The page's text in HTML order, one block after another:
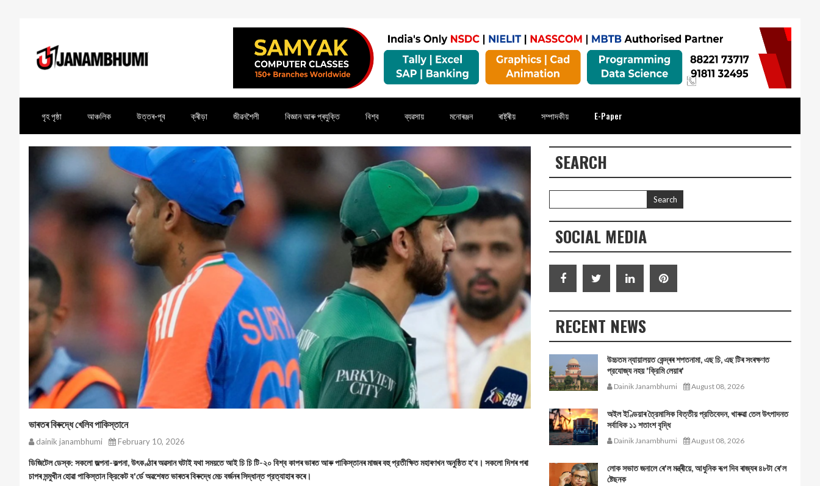
গৃহ পৃষ্ঠা আঞ্চলিক উত্তৰ-পূব ক্ৰীড়া জীৱনশৈলী বিজ্ঞান আৰু প্ৰযুক্তি বিশ্ব ব্যৱসায় মনোৰঞ্জন ৰাষ্ট্ৰীয় সম্পাদকীয় E-Paper
ভাৰতৰ বিৰুদ্ধে খেলিব পাকিস্তানে
dainik janambhumi February 10, 2026
ডিজিটেল ডেস্ক: সকলো জল্পনা-কল্পনা, উৎকণ্ঠাৰ অৱসান ঘটাই যথা সময়তে আই চি চি টি-২০ বিশ্ব কাপৰ ভাৰত আৰু পাকিস্তানৰ মাজৰ বহু প্রতীক্ষিত মহাৰণখন অনুষ্ঠিত হ'ব। সকলো দিশৰ পৰা
চাপৰ সন্মুখীন হোৱা পাকিস্তান ক্রিকেট ব'র্ডে অৱশেষত ভাৰতৰ বিৰুদ্ধে মেচ বৰ্জনৰ সিদ্ধান্ত প্রত্যাহাৰ কৰে।
SEARCH
SOCIAL MEDIA
RECENT NEWS
উচ্চতম ন্যায়ালয়ত কেন্দ্ৰৰ শপতনামা, এছ চি, এছ টিৰ সংৰক্ষণত
প্রযোজ্য নহয় 'ক্রিমি লেয়াৰ'
Dainik Janambhumi August 08, 2026
অইল ইণ্ডিয়াৰ ত্রৈমাসিক বিত্তীয় প্রতিবেদন, খাৰুৱা তেল উৎপাদনত
সর্বাধিক ১১ শতাংশ বৃদ্ধি
Dainik Janambhumi August 08, 2026
লোক সভাত জনালে ৰে'ল মন্ত্ৰীয়ে, আধুনিক ৰূপ দিব ৰাজ্যৰ ৪৮টা ৰে'ল
ষ্টেছনক